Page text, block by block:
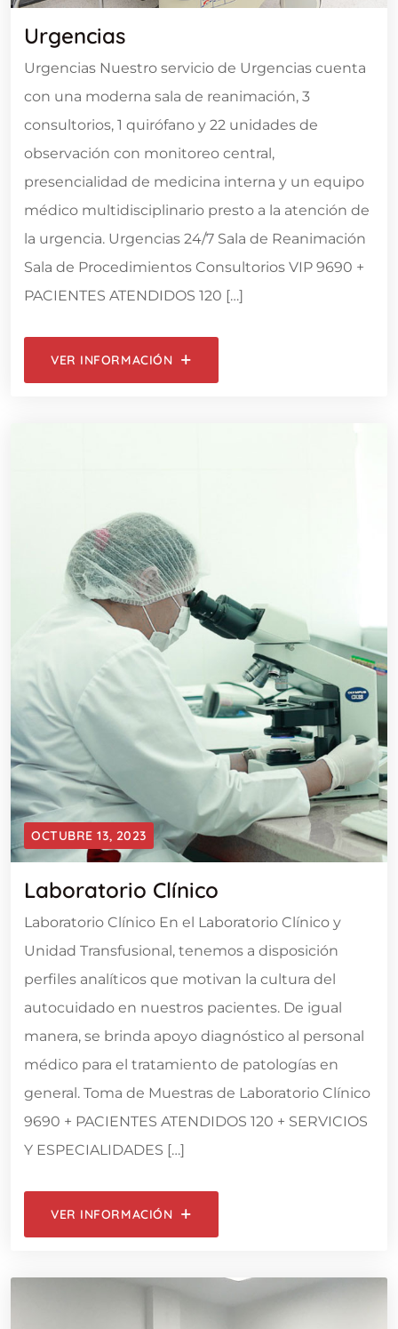
Urgencias
Urgencias Nuestro servicio de Urgencias cuenta
con una moderna sala de reanimación, 3
consultorios, 1 quirófano y 22 unidades de
observación con monitoreo central,
presencialidad de medicina interna y un equipo
médico multidisciplinario presto a la atención de
la urgencia. Urgencias 24/7 Sala de Reanimación
Sala de Procedimientos Consultorios VIP 9690 +
PACIENTES ATENDIDOS 120 […]
VER INFORMACIÓN
OCTUBRE 13, 2023
Laboratorio Clínico
Laboratorio Clínico En el Laboratorio Clínico y
Unidad Transfusional, tenemos a disposición
perfiles analíticos que motivan la cultura del
autocuidado en nuestros pacientes. De igual
manera, se brinda apoyo diagnóstico al personal
médico para el tratamiento de patologías en
general. Toma de Muestras de Laboratorio Clínico
9690 + PACIENTES ATENDIDOS 120 + SERVICIOS
Y ESPECIALIDADES […]
VER INFORMACIÓN